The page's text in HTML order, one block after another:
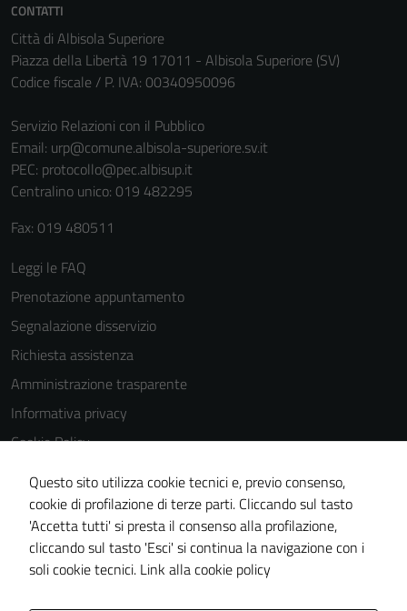
CONTATTI
Città di Albisola Superiore
Piazza della Libertà 19 17011 - Albisola Superiore (SV)
Codice fiscale / P. IVA: 00340950096
Servizio Relazioni con il Pubblico
Email: urp@comune.albisola-superiore.sv.it
PEC: protocollo@pec.albisup.it
Centralino unico: 019 482295
Fax: 019 480511
Leggi le FAQ
Prenotazione appuntamento
Segnalazione disservizio
Richiesta assistenza
Amministrazione trasparente
Informativa privacy
Cookie Policy
Note legali
Dichiarazione di accessibilità
Piano di miglioramento del sito
Statistiche sito web
Questo sito utilizza cookie tecnici e, previo consenso,
cookie di profilazione di terze parti. Cliccando sul tasto
'Accetta tutti' si presta il consenso alla profilazione,
cliccando sul tasto 'Esci' si continua la navigazione con i
soli cookie tecnici. Link alla cookie policy
sono necessari